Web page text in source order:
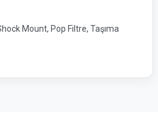
Mount, Pop Filtre, Taşıma